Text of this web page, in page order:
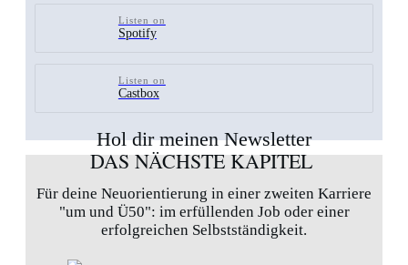
Listen on
Spotify
Listen on
Castbox
Hol dir meinen Newsletter
DAS NÄCHSTE KAPITEL
Für deine Neuorientierung in einer zweiten Karriere
"um und Ü50": im erfüllenden Job oder einer
erfolgreichen Selbstständigkeit.